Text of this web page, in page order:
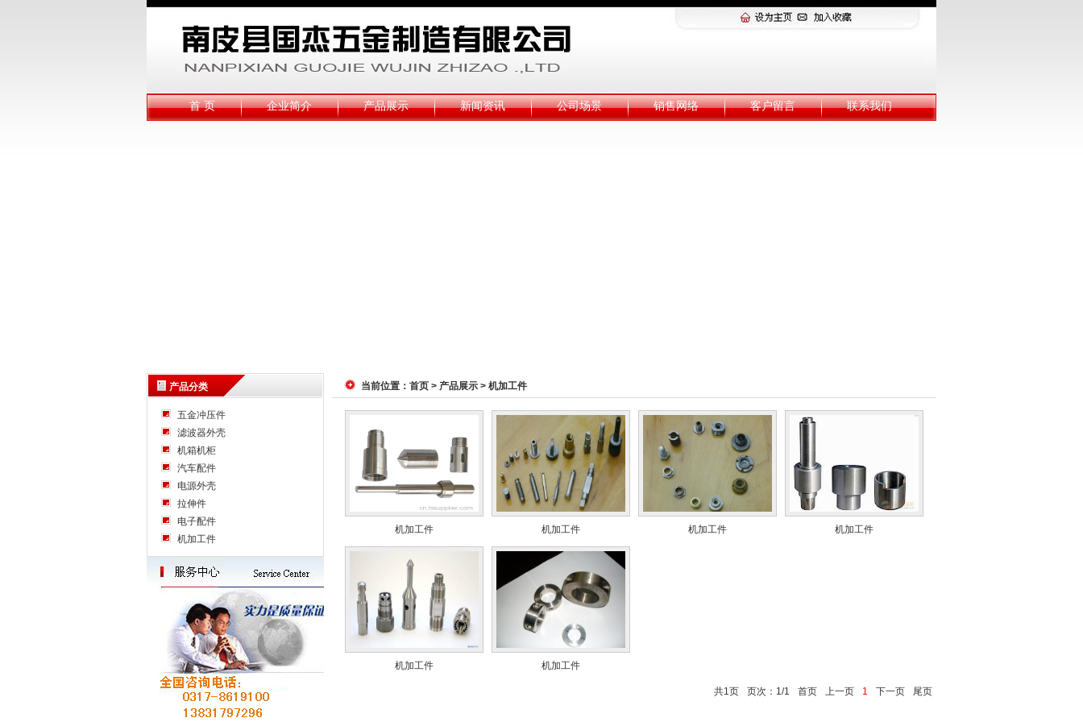
首 页 企业简介 产品展示 新闻资讯 公司场景 销售网络 客户留言 联系我们
产品分类
五金冲压件
滤波器外壳
机箱机柜
汽车配件
电源外壳
拉伸件
电子配件
机加工件
当前位置： 首页 > 产品展示 > 机加工件
机加工件 机加工件 机加工件 机加工件
机加工件 机加工件
共1页 页次：1/1 首页 上一页 1 下一页 尾页